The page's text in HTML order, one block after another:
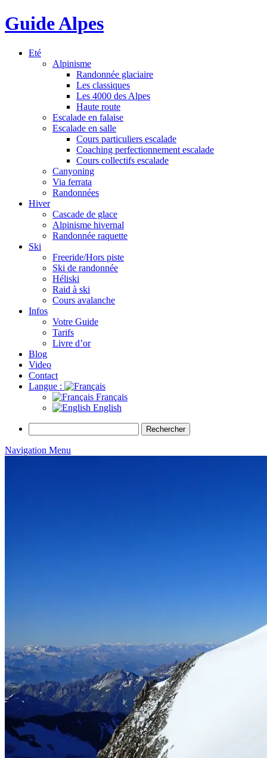
Guide Alpes
Eté
Alpinisme
Randonnée glaciaire
Les classiques
Les 4000 des Alpes
Haute route
Escalade en falaise
Escalade en salle
Cours particuliers escalade
Coaching perfectionnement escalade
Cours collectifs escalade
Canyoning
Via ferrata
Randonnées
Hiver
Cascade de glace
Alpinisme hivernal
Randonnée raquette
Ski
Freeride/Hors piste
Ski de randonnée
Héliski
Raid à ski
Cours avalanche
Infos
Votre Guide
Tarifs
Livre d’or
Blog
Video
Contact
Langue :
Français
English
Navigation Menu